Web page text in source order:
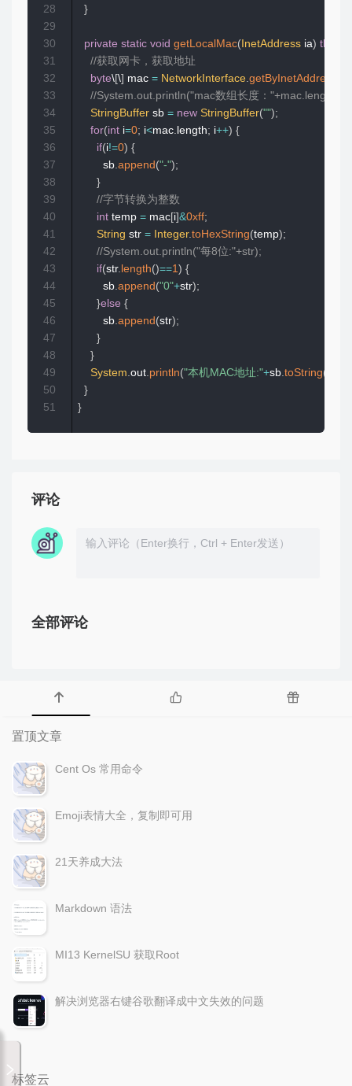
}
private static void getLocalMac( InetAddress ia) throws
//获取网卡，获取地址
byte\[\] mac = NetworkInterface.getByInetAddress
//System.out.println("mac数组长度："+mac.length);
StringBuffer sb = new StringBuffer("");
for(int i=0; i<mac. length; i++) {
if(i!=0) {
				sb
.append ("-");
}
//字节转换为整数
int temp = mac[i]&0xff;
String str = Integer.toHexString(temp);
//System.out.println("每8位:"+str);
if(str. length()==1) {
				sb
.append ("0"+str);
}else {
				sb
.append (str);
}
}
System.out.println("本机MAC地址:"+sb.toString(
}
}
28
29
30
31
32
33
34
35
36
37
38
39
40
41
42
43
44
45
46
47
48
49
50
51
评论
全部评论
置顶文章
Cent Os 常用命令
Emoji表情大全，复制即可用
21天养成大法
Markdown 语法
MI13 KernelSU 获取Root
解决浏览器右键谷歌翻译成中文失效的问题
标签云